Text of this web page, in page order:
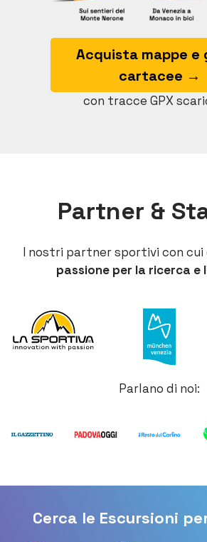
Acquista mappe e
cartacee →
con tracce GPX
Partner &
I nostri partner sportivi con cui
passione per la ricerca e
Parlano di noi:
Cerca le Escursioni